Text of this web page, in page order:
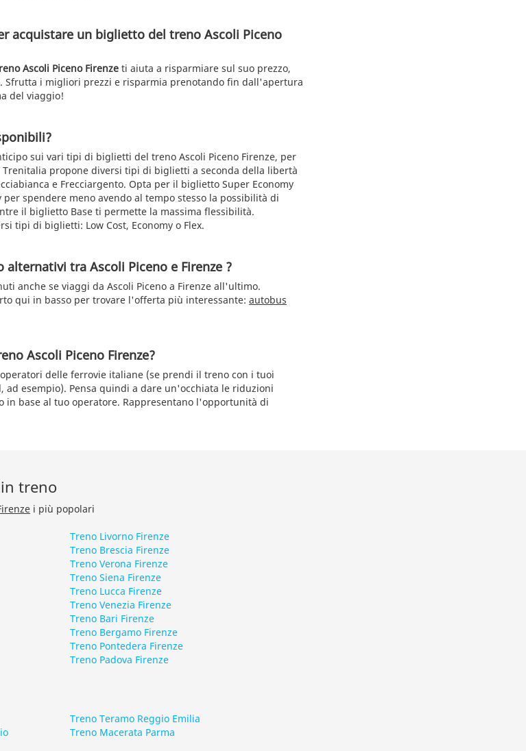
acquistare un biglietto del treno Ascoli Piceno
Ascoli Piceno Firenze ti aiuta a risparmiare sul suo prezzo,
Sfrutta i migliori prezzi e risparmia prenotando fin dall'apertura
del viaggio!
sui vari tipi di biglietti del treno Ascoli Piceno Firenze, per
propone diversi tipi di biglietti a seconda della libertà
e Frecciargento. Opta per il biglietto Super Economy
spendere meno avendo al tempo stesso la possibilità di
il biglietto Base ti permette la massima flessibilità.
tipi di biglietti: Low Cost, Economy o Flex.
tra Ascoli Piceno e Firenze ?
anche se viaggi da Ascoli Piceno a Firenze all'ultimo.
qui in basso per trovare l'offerta più interessante: autobus
Ascoli Piceno Firenze?
delle ferrovie italiane (se prendi il treno con i tuoi
ad esempio). Pensa quindi a dare un'occhiata le riduzioni
in base al tuo operatore. Rappresentano l'opportunità di
treno
i più popolari
Treno Livorno Firenze
Treno Brescia Firenze
Treno Verona Firenze
Treno Siena Firenze
Treno Lucca Firenze
Treno Venezia Firenze
Treno Bari Firenze
Treno Bergamo Firenze
Treno Pontedera Firenze
Treno Padova Firenze
Treno Teramo Reggio Emilia
Treno Macerata Parma